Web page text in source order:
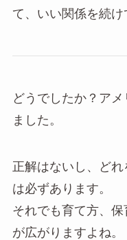
て、いい関係を続け
どうでしたか？ア
ました。
正解はないし、ど
は必ずあります。
それでも育て方、
が広がりますよね。